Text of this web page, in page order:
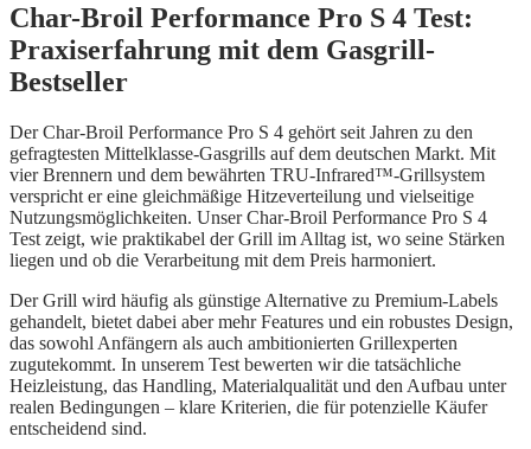
Char-Broil Performance Pro S 4 Test:
Praxiserfahrung mit dem Gasgrill-
Bestseller
Der Char-Broil Performance Pro S 4 gehört seit Jahren zu den
gefragtesten Mittelklasse-Gasgrills auf dem deutschen Markt. Mit
vier Brennern und dem bewährten TRU-Infrared™-Grillsystem
verspricht er eine gleichmäßige Hitzeverteilung und vielseitige
Nutzungsmöglichkeiten. Unser Char-Broil Performance Pro S 4
Test zeigt, wie praktikabel der Grill im Alltag ist, wo seine Stärken
liegen und ob die Verarbeitung mit dem Preis harmoniert.
Der Grill wird häufig als günstige Alternative zu Premium-Labels
gehandelt, bietet dabei aber mehr Features und ein robustes Design,
das sowohl Anfängern als auch ambitionierten Grillexperten
zugutekommt. In unserem Test bewerten wir die tatsächliche
Heizleistung, das Handling, Materialqualität und den Aufbau unter
realen Bedingungen – klare Kriterien, die für potenzielle Käufer
entscheidend sind.